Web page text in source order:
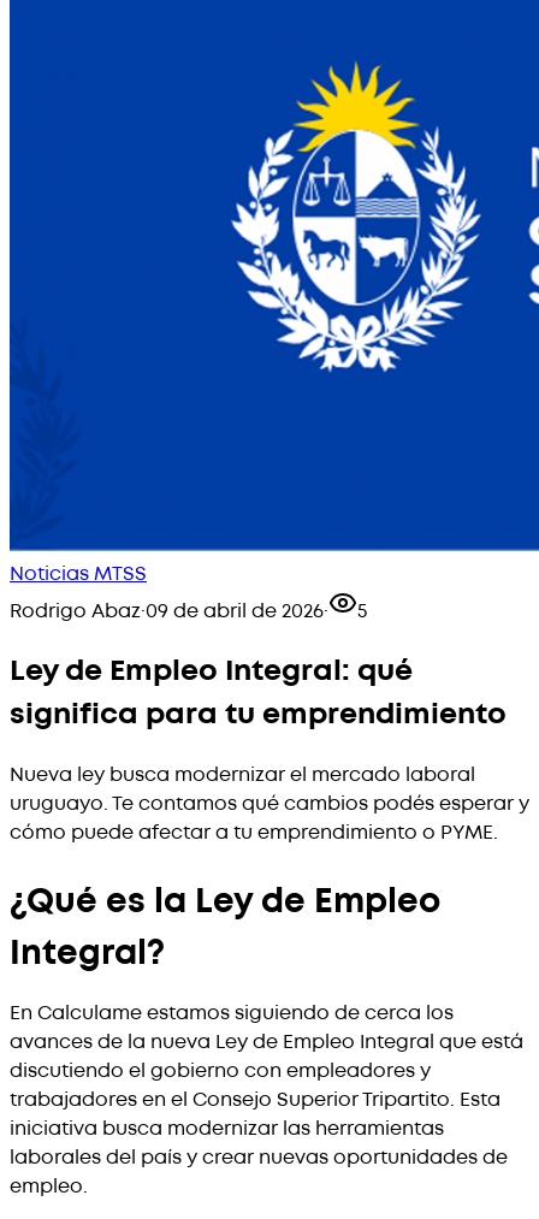
Noticias MTSS
Rodrigo Abaz·09 de abril de 2026· 5
Ley de Empleo Integral: qué
significa para tu emprendimiento
Nueva ley busca modernizar el mercado laboral
uruguayo. Te contamos qué cambios podés esperar y
cómo puede afectar a tu emprendimiento o PYME.
¿Qué es la Ley de Empleo
Integral?
En Calculame estamos siguiendo de cerca los
avances de la nueva Ley de Empleo Integral que está
discutiendo el gobierno con empleadores y
trabajadores en el Consejo Superior Tripartito. Esta
iniciativa busca modernizar las herramientas
laborales del país y crear nuevas oportunidades de
empleo.